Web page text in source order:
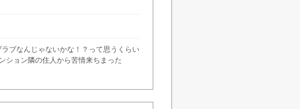
ブなんじゃないかな！？って思うくらい
ション隣の住人から苦情来ちまった